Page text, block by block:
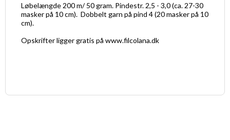
Løbelængde 200 m/ 50 gram. Pindestr. 2,5 - 3,0 (ca. 27-30
masker på 10 cm). Dobbelt garn på pind 4 (20 masker på 10
cm).
Opskrifter ligger gratis på www.filcolana.dk